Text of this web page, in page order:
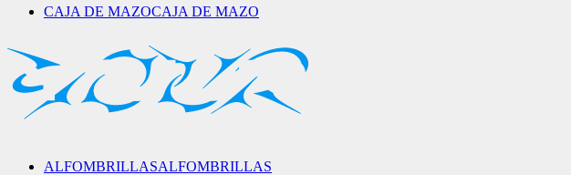
CAJA DE MAZOCAJA DE MAZO
ALFOMBRILLASALFOMBRILLAS